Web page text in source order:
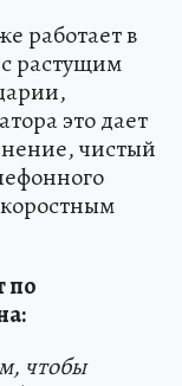
работает в
растущим
это дает
чистый
по
чтобы